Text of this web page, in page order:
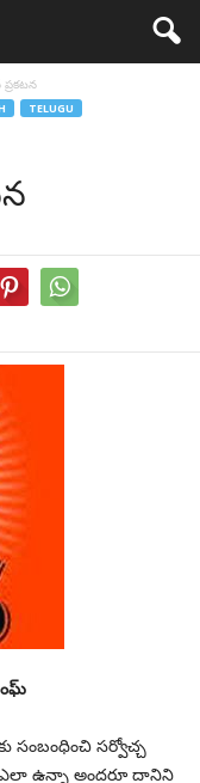
TELUGU
సంబంధించి సర్వోచ్చ
ఎలా ఉన్నా అందరూ దానిని